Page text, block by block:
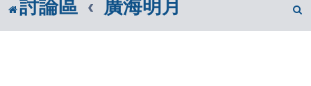
討論區 廣海明月